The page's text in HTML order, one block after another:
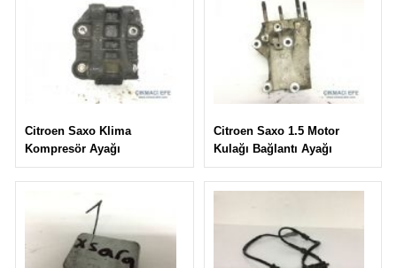
Citroen Saxo Klima
Kompresör Ayağı
Citroen Saxo 1.5 Motor
Kulağı Bağlantı Ayağı